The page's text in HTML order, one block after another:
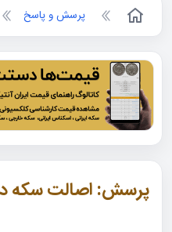
پرسش و پاسخ
پرسش: اصالت سکه